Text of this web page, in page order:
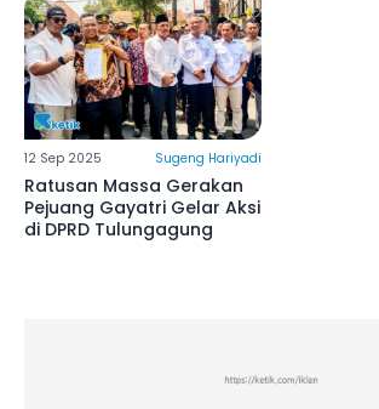
12 Sep 2025 Sugeng Hariyadi
Ratusan Massa Gerakan
Pejuang Gayatri Gelar Aksi
di DPRD Tulungagung